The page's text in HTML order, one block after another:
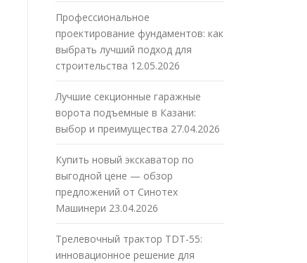
Профессиональное
проектирование фундаментов: как
выбрать лучший подход для
строительства 12.05.2026
Лучшие секционные гаражные
ворота подъемные в Казани:
выбор и преимущества 27.04.2026
Купить новый экскаватор по
выгодной цене — обзор
предложений от Синотех
Машинери 23.04.2026
Трелевочный трактор TDT-55:
инновационное решение для